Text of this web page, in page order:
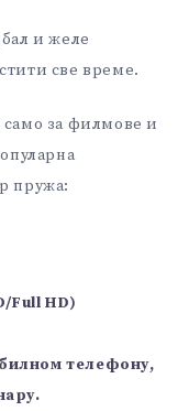
и желе
све време.
само за филмове и
пружа:
Full HD)
телефону,